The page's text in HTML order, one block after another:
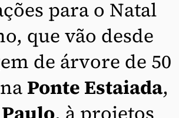
para o Natal
que vão desde
de árvore de 50
Ponte Estaiada,